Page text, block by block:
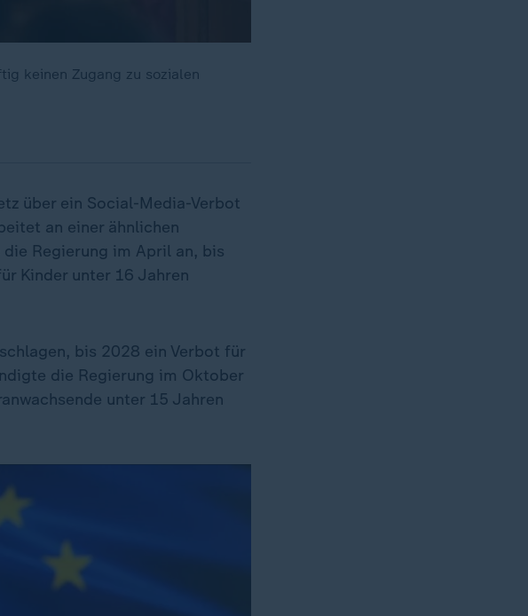
keinen Zugang zu sozialen
über ein Social-Media-Verbot
an einer ähnlichen
Regierung im April an, bis
Kinder unter 16 Jahren
bis 2028 ein Verbot für
die Regierung im Oktober
unter 15 Jahren